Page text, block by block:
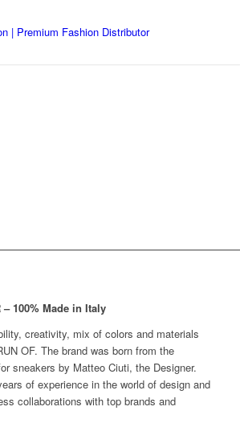
– 100% Made in Italy
creativity, mix of colors and materials
OF. The brand was born from the
sneakers by Matteo Ciuti, the Designer.
of experience in the world of design and
collaborations with top brands and